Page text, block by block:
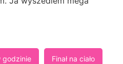
godzinie Finał na ciało